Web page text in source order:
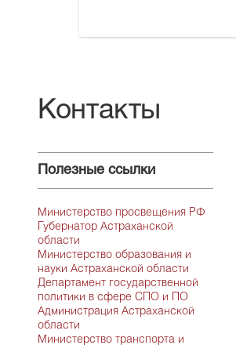
Контакты
Полезные ссылки
Министерство просвещения РФ
Губернатор Астраханской
области
Министерство образования и
науки Астраханской области
Департамент государственной
политики в сфере СПО и ПО
Администрация Астраханской
области
Министерство транспорта и